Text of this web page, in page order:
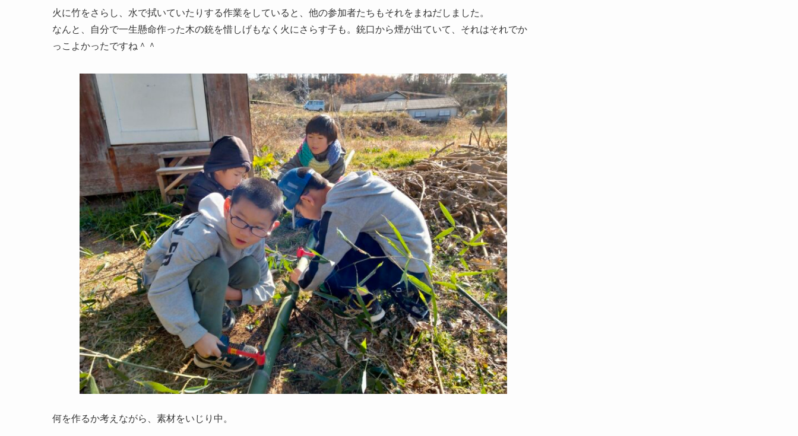
火に竹をさらし、水で拭いていたりする作業をしていると、他の参加者たちもそれをまねだしました。
なんと、自分で一生懸命作った木の銃を惜しげもなく火にさらす子も。銃口から煙が出ていて、それはそれでか
っこよかったですね＾＾
何を作るか考えながら、素材をいじり中。